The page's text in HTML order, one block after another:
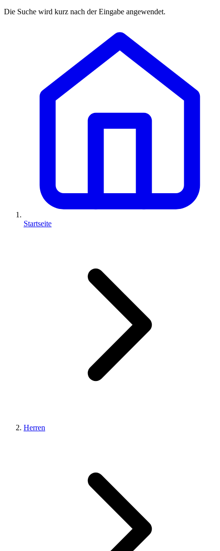
Die Suche wird kurz nach der Eingabe angewendet.
Startseite
Herren